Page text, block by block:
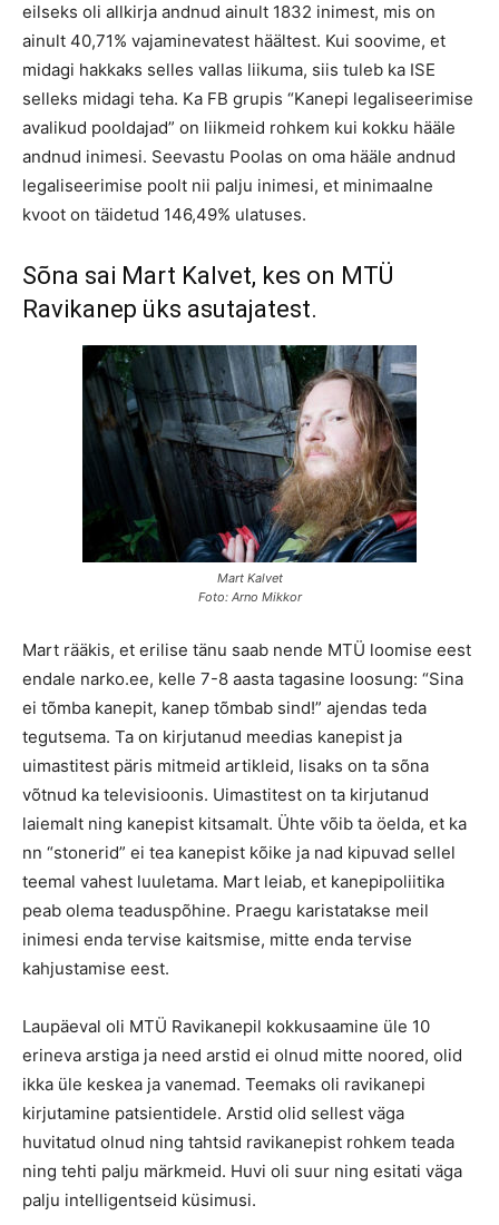
eilseks oli allkirja andnud ainult 1832 inimest, mis on
ainult 40,71% vajaminevatest häältest. Kui soovime, et
midagi hakkaks selles vallas liikuma, siis tuleb ka ISE
selleks midagi teha. Ka FB grupis “Kanepi legaliseerimise
avalikud pooldajad” on liikmeid rohkem kui kokku hääle
andnud inimesi. Seevastu Poolas on oma hääle andnud
legaliseerimise poolt nii palju inimesi, et minimaalne
kvoot on täidetud 146,49% ulatuses.
Sõna sai Mart Kalvet, kes on MTÜ
Ravikanep üks asutajatest.
Mart Kalvet
Foto: Arno Mikkor
Mart rääkis, et erilise tänu saab nende MTÜ loomise eest
endale narko.ee, kelle 7-8 aasta tagasine loosung: “Sina
ei tõmba kanepit, kanep tõmbab sind!” ajendas teda
tegutsema. Ta on kirjutanud meedias kanepist ja
uimastitest päris mitmeid artikleid, lisaks on ta sõna
võtnud ka televisioonis. Uimastitest on ta kirjutanud
laiemalt ning kanepist kitsamalt. Ühte võib ta öelda, et ka
nn “stonerid” ei tea kanepist kõike ja nad kipuvad sellel
teemal vahest luuletama. Mart leiab, et kanepipoliitika
peab olema teaduspõhine. Praegu karistatakse meil
inimesi enda tervise kaitsmise, mitte enda tervise
kahjustamise eest.
Laupäeval oli MTÜ Ravikanepil kokkusaamine üle 10
erineva arstiga ja need arstid ei olnud mitte noored, olid
ikka üle keskea ja vanemad. Teemaks oli ravikanepi
kirjutamine patsientidele. Arstid olid sellest väga
huvitatud olnud ning tahtsid ravikanepist rohkem teada
ning tehti palju märkmeid. Huvi oli suur ning esitati väga
palju intelligentseid küsimusi.